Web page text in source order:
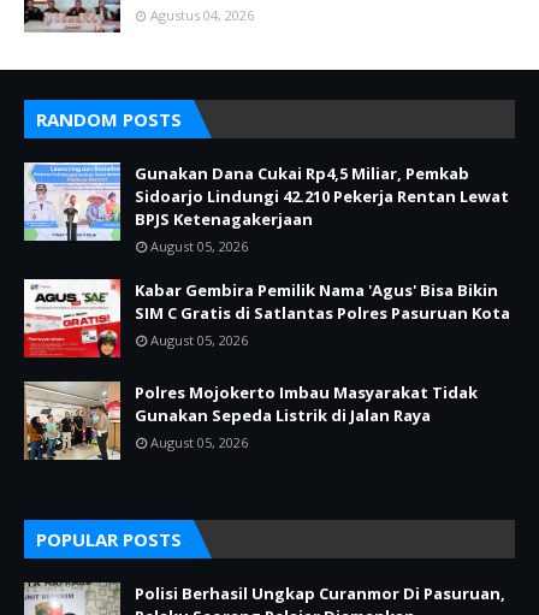
Agustus 04, 2026
RANDOM POSTS
Gunakan Dana Cukai Rp4,5 Miliar, Pemkab
Sidoarjo Lindungi 42.210 Pekerja Rentan Lewat
BPJS Ketenagakerjaan
August 05, 2026
Kabar Gembira Pemilik Nama 'Agus' Bisa Bikin
SIM C Gratis di Satlantas Polres Pasuruan Kota
August 05, 2026
Polres Mojokerto Imbau Masyarakat Tidak
Gunakan Sepeda Listrik di Jalan Raya
August 05, 2026
POPULAR POSTS
Polisi Berhasil Ungkap Curanmor Di Pasuruan,